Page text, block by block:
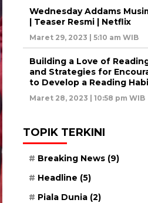
Wednesday Addams
| Teaser Resmi | Netflix
Maret 29, 2023 | 5:10 am WIB
Building a Love of
and Strategies for
to Develop a Reading
Maret 28, 2023 | 10:58 pm WIB
TOPIK TERKINI
Breaking News (9)
Headline (5)
Piala Dunia (2)